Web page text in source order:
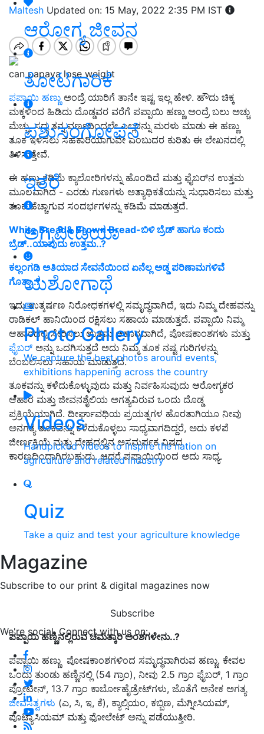
ಆರೋಗ್ಯ ಜೀವನ
ತೋಟಗಾರಿಕೆ
ಪಶುಸಂಗೋಪನೆ
ಇತರೆ
ಅಗ್ರಿಪೀಡಿಯಾ
ಯಶೋಗಾಥೆ
Photo Gallery
We capture the best photos around events,
exhibitions happening across the country
Videos
Handpicked videos to inspire the nation on
agriculture and related industry
Quiz
Take a quiz and test your agriculture knowledge
Magazine
Subscribe to our print & digital magazines now
Subscribe
We're social. Connect with us on:
Maltesh Updated on: 15 May, 2022 2:35 PM IST
can papaya lose weight
ಪಪ್ಪಾಯಿ ಹಣ್ಣು ಅಂದ್ರೆ ಯಾರಿಗೆ ತಾನೇ ಇಷ್ಟ ಇಲ್ಲ ಹೇಳಿ. ಹೌದು ಚಿಕ್ಕ
ಮಕ್ಕಳಿಂದ ಹಿಡಿದು ದೊಡ್ಡವರ ವರೆಗೆ ಪಪ್ಪಾಯಿ ಹಣ್ಣು ಅಂದ್ರೆ ಬಲು ಅಚ್ಚು
ಮೆಚ್ಚು. ಸದ್ಯ ತನ್ನ ವರ್ಣದಿಂದಲೇ ಎಲ್ಲರನ್ನು ಮರಳು ಮಾಡು ಈ ಹಣ್ಣು
ತೂಕ ಇಳಿಸಲು ಸಹಕಾರಿಯಾಗುವೇ ಎಂಬುದರ ಕುರಿತು ಈ ಲೇಖನದಲ್ಲಿ
ತಿಳಿಸುತ್ತೇವೆ.
ಈ ಹಣ್ಣು ಕಡಿಮೆ ಕ್ಯಾಲೋರಿಗಳನ್ನು ಹೊಂದಿದೆ ಮತ್ತು ಫೈಬರ್‌ನ ಉತ್ತಮ
ಮೂಲವಾಗಿದೆ - ಎರಡು ಗುಣಗಳು ಅತ್ಯಾಧಿಕತೆಯನ್ನು ಸುಧಾರಿಸಲು ಮತ್ತು
ತೂಕ ಹೆಚ್ಚಾಗುವ ಸಂದರ್ಭಗಳನ್ನು ಕಡಿಮೆ ಮಾಡುತ್ತದೆ.
White Bread& Brown Bread-ಬಿಳಿ ಬ್ರೆಡ್ ಹಾಗೂ ಕಂದು
ಬ್ರೆಡ್..ಯಾವುದು ಉತ್ತಮ..?
ಕಲ್ಲಂಗಡಿ ಅತಿಯಾದ ಸೇವನೆಯಿಂದ ಏನೆಲ್ಲ ಅಡ್ಡ ಪರಿಣಾಮಗಳಿವೆ
ಗೊತ್ತಾ..?
ಇದು ಉತ್ಕರ್ಷಣ ನಿರೋಧಕಗಳಲ್ಲಿ ಸಮೃದ್ಧವಾಗಿದೆ, ಇದು ನಿಮ್ಮ ದೇಹವನ್ನು
ರಾಡಿಕಲ್ ಹಾನಿಯಿಂದ ರಕ್ಷಿಸಲು ಸಹಾಯ ಮಾಡುತ್ತದೆ. ಪಪ್ಪಾಯಿ ನಿಮ್ಮ
ಆಹಾರದಲ್ಲಿ ಸೇರಿಸಲು ಉತ್ತಮ ಆಹಾರವಾಗಿದೆ, ಪೋಷಕಾಂಶಗಳು ಮತ್ತು
ಫೈಬರ್ ಅನ್ನು ಒದಗಿಸುತ್ತದೆ ಅದು ನಿಮ್ಮ ತೂಕ ನಷ್ಟ ಗುರಿಗಳನ್ನು
ಬೆಂಬಲಿಸಲು ಸಹಾಯ ಮಾಡುತ್ತದೆ.
ತೂಕವನ್ನು ಕಳೆದುಕೊಳ್ಳುವುದು ಮತ್ತು ನಿರ್ವಹಿಸುವುದು ಆರೋಗ್ಯಕರ
ಆಹಾರ ಮತ್ತು ಜೀವನಶೈಲಿಯ ಅಗತ್ಯವಿರುವ ಒಂದು ದೊಡ್ಡ
ಪ್ರಕ್ರಿಯೆಯಾಗಿದೆ. ದೀರ್ಘಾವಧಿಯ ಪ್ರಯತ್ನಗಳ ಹೊರತಾಗಿಯೂ ನೀವು
ಅನಗತ್ಯ ತೂಕವನ್ನು ಕಳೆದುಕೊಳ್ಳಲು ಸಾಧ್ಯವಾಗದಿದ್ದರೆ, ಅದು ಕಳಪೆ
ಜೀರ್ಣಕ್ರಿಯೆ ಮತ್ತು ದೇಹದಲ್ಲಿನ ಅಸಮರ್ಪಕ ವಿಷದ
ಕಾರಣದಿಂದಾಗಿರಬಹುದು. ಆದರೆ ಪಪ್ಪಾಯಿಯಿಂದ ಅದು ಸಾಧ್ಯ.
ಪಪ್ಪಾಯಿ ಹಣ್ಣಿನಲ್ಲಿರುವ ಚಮತ್ಕಾರಿ ಅಂಶಗಳೇನು..?
ಪಪ್ಪಾಯಿ ಹಣ್ಣು ಪೋಷಕಾಂಶಗಳಿಂದ ಸಮೃದ್ಧವಾಗಿರುವ ಹಣ್ಣು. ಕೇವಲ
ಒಂದು ತುಂಡು ಹಣ್ಣಿನಲ್ಲಿ (54 ಗ್ರಾಂ), ನೀವು 2.5 ಗ್ರಾಂ ಫೈಬರ್, 1 ಗ್ರಾಂ
ಪ್ರೋಟೀನ್, 13.7 ಗ್ರಾಂ ಕಾರ್ಬೋಹೈಡ್ರೇಟ್‌ಗಳು, ಜೊತೆಗೆ ಅನೇಕ ಅಗತ್ಯ
ಜೀವಸತ್ವಗಳು (ಎ, ಸಿ, ಇ, ಕೆ), ಕ್ಯಾಲ್ಸಿಯಂ, ಕಬ್ಬಿಣ, ಮೆಗ್ನೀಸಿಯಮ್,
ಪೊಟ್ಯಾಸಿಯಮ್ ಮತ್ತು ಫೋಲೇಟ್ ಅನ್ನು ಪಡೆಯುತ್ತೀರಿ.